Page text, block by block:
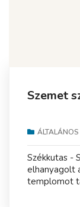
Szemet
ÁLTALÁNOS
Székkutas -
elhanyagolt
templomot